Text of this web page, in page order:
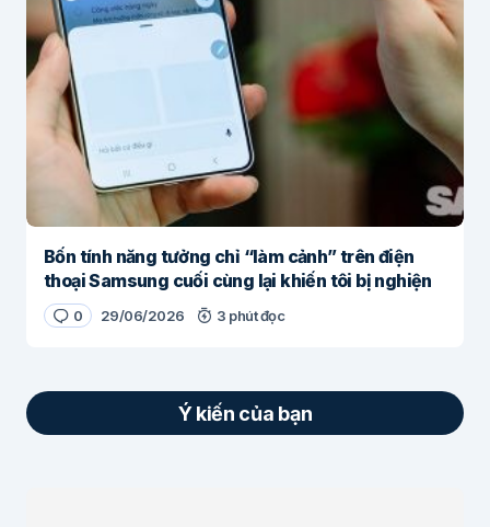
Bốn tính năng tưởng chỉ “làm cảnh” trên điện
thoại Samsung cuối cùng lại khiến tôi bị nghiện
0 29/06/2026 3 phút đọc
Ý kiến của bạn